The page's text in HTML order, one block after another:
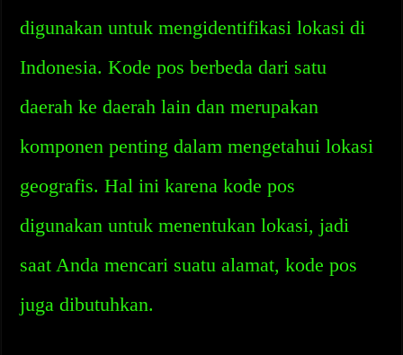
digunakan untuk mengidentifikasi lokasi di
Indonesia. Kode pos berbeda dari satu
daerah ke daerah lain dan merupakan
komponen penting dalam mengetahui lokasi
geografis. Hal ini karena kode pos
digunakan untuk menentukan lokasi, jadi
saat Anda mencari suatu alamat, kode pos
juga dibutuhkan.